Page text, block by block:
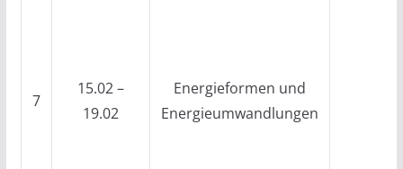
7
15.02 –
19.02
Energieformen und
Energieumwandlungen